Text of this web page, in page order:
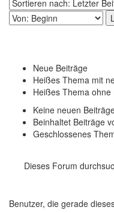
Neue Beiträge
Heißes Thema mit
Heißes Thema
Keine neuen
Beinhaltet Beiträge
Geschlossenes
Dieses Forum
Benutzer, die gerade